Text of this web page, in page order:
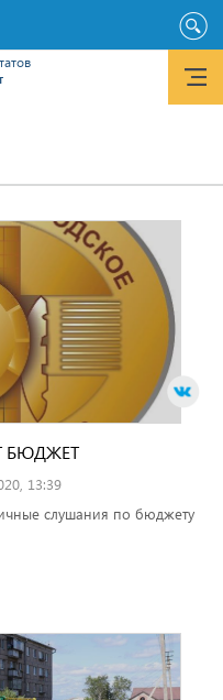
БЮДЖЕТ
13:39
слушания по бюджету